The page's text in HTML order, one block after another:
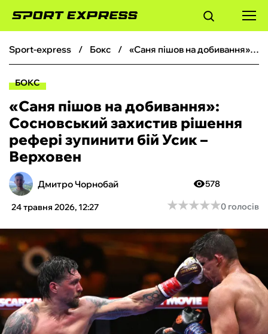
ФУТБОЛ
БОКС
ХОКЕЙ
ТЕНІС
КІБЕРСПОРТ
ЧС-2026
ФУТЗАЛ
ІНШІ
sport-express бокс «Саня пішов на добивання»: Сосновський захистив рішення рефері зупинити бій Усик – Верховен
БОКС
«Саня пішов на добивання»:
Сосновський захистив рішення
рефері зупинити бій Усик –
Верховен
Дмитро Чорнобай
24 травня 2026, 12:27
578
★★★★★
★★★★★0 голосів